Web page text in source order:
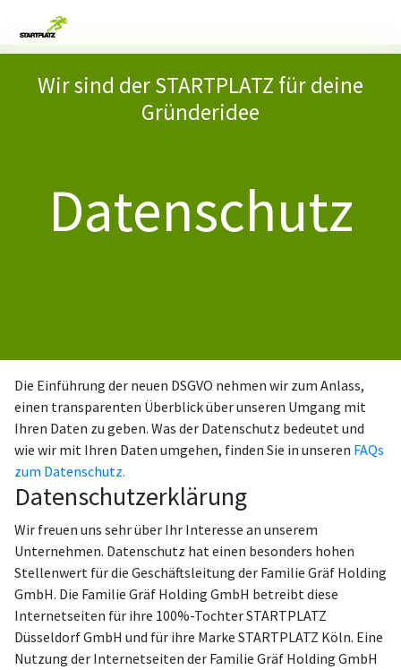
Wir sind der STARTPLATZ für deine
Gründeridee
Datenschutz
Die Einführung der neuen DSGVO nehmen wir zum Anlass,
einen transparenten Überblick über unseren Umgang mit
Ihren Daten zu geben. Was der Datenschutz bedeutet und
wie wir mit Ihren Daten umgehen, finden Sie in unseren FAQs
zum Datenschutz.
Datenschutzerklärung
Wir freuen uns sehr über Ihr Interesse an unserem
Unternehmen. Datenschutz hat einen besonders hohen
Stellenwert für die Geschäftsleitung der Familie Gräf Holding
GmbH. Die Familie Gräf Holding GmbH betreibt diese
Internetseiten für ihre 100%-Tochter STARTPLATZ
Düsseldorf GmbH und für ihre Marke STARTPLATZ Köln. Eine
Nutzung der Internetseiten der Familie Gräf Holding GmbH